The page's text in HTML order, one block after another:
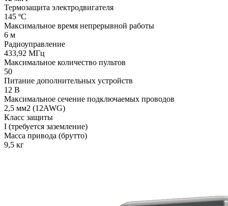
Термозащита электродвигателя
145 ºС
Максимальное время непрерывной работы
6 м
Радиоуправление
433,92 МГц
Максимальное количество пультов
50
Питание дополнительных устройств
12 В
Максимальное сечение подключаемых проводов
2,5 мм2 (12AWG)
Класс защиты
I (требуется заземление)
Масса привода (брутто)
9,5 кг